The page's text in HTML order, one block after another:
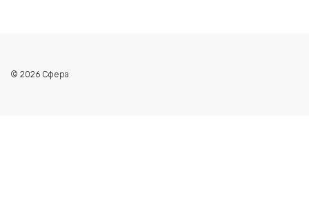
© 2026 Сфера